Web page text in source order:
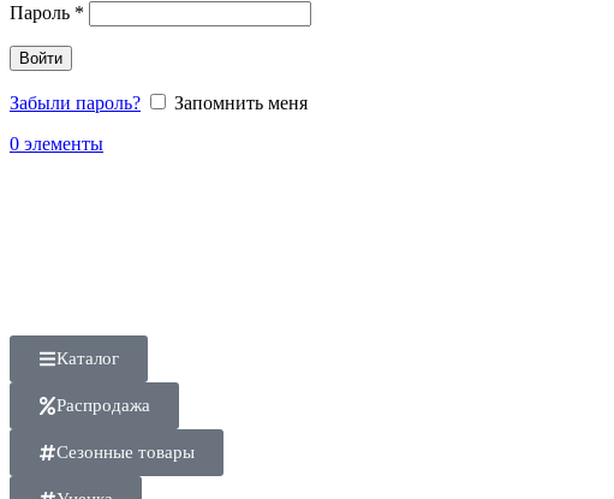
Пароль *
Войти
Забыли пароль?
Запомнить меня
0 элементы
Каталог
Распродажа
Сезонные товары